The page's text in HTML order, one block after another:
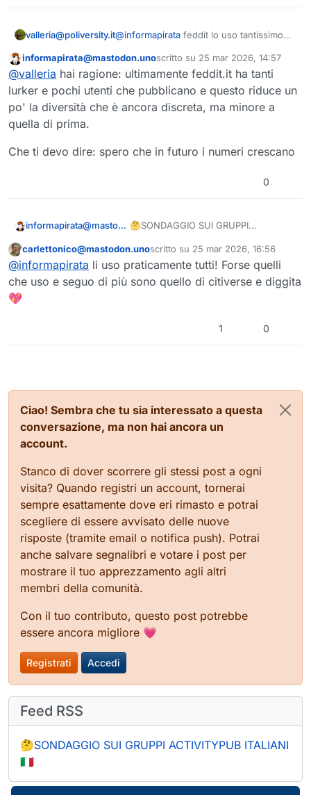
valleria@poliversity.it@informapirata feddit lo uso tantissimo
moscetto con poche persone che
pubblicano la maggior parte dei contenuti.
Citiverse invece lo seguo soltanto. Diggita
invece sembra un sito di pubblicità di
mastodon.uno
Questo utente è esterno a questo forum
informapirata@mastodon.unoscritto su 25 mar 2026, 14:57
ultima modifica di
@valleria hai ragione: ultimamente feddit.it ha tanti
lurker e pochi utenti che pubblicano e questo riduce un
po' la diversità che è ancora discreta, ma minore a
quella di prima.
Che ti devo dire: spero che in futuro i numeri crescano
0
informapirata@mastodon.uno 🤔SONDAGGIO SUI GRUPPI
👥 Lo sai che esistono gruppi tematici
nel#Fediverso ?
🌐 Sono i gruppi Activitypub e sono
gestiti da software come
,
possono esssere utilizzati anche da
Questo utente è esterno a questo forum
carlettonico@mastodon.unoscritto su 25 mar 2026, 16:56
ultima modifica di
@informapirata li uso praticamente tutti! Forse quelli
che uso e seguo di più sono quello di citiverse e diggita
💖
1 0
Ciao! Sembra che tu sia interessato a questa
conversazione, ma non hai ancora un
account.
Stanco di dover scorrere gli stessi post a ogni
visita? Quando registri un account, tornerai
sempre esattamente dove eri rimasto e potrai
scegliere di essere avvisato delle nuove
risposte (tramite email o notifica push). Potrai
anche salvare segnalibri e votare i post per
mostrare il tuo apprezzamento agli altri
membri della comunità.
Con il tuo contributo, questo post potrebbe
essere ancora migliore 💗
Registrati Accedi
Feed RSS
🤔SONDAGGIO SUI GRUPPI ACTIVITYPUB ITALIANI
🇮🇹